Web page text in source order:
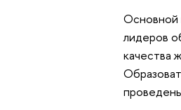
Основной
лидеров
качества